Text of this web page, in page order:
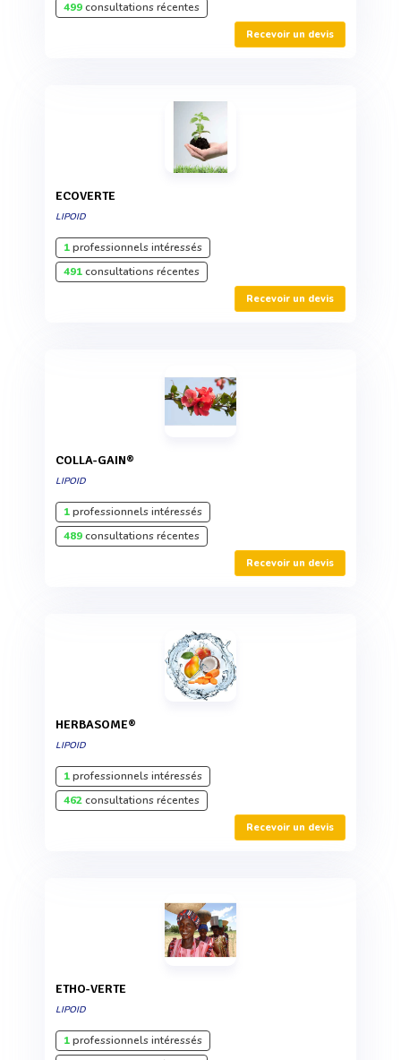
499consultations récentes
Recevoir un devis
ECOVERTE
LIPOID
1professionnels intéressés
491consultations récentes
Recevoir un devis
COLLA-GAIN®
LIPOID
1professionnels intéressés
489consultations récentes
Recevoir un devis
HERBASOME®
LIPOID
1professionnels intéressés
462consultations récentes
Recevoir un devis
ETHO-VERTE
LIPOID
1professionnels intéressés